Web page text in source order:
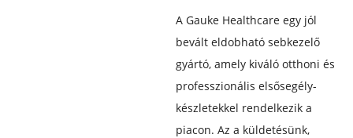
A Gauke Healthcare egy jól
bevált eldobható sebkezelő
gyártó, amely kiváló otthoni és
professzionális elsősegély-
készletekkel rendelkezik a
piacon. Az a küldetésünk,